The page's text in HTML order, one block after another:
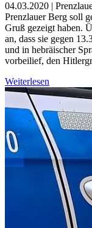
04.03.2020 |
Prenzlauer Berg soll
Gruß gezeigt haben.
an, dass sie gegen
und in hebräischer
vorbeilief, den
Weiterlesen